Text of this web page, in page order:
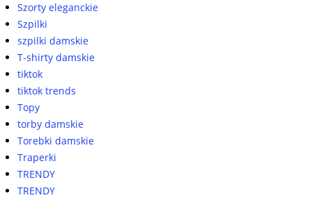
Szorty eleganckie
Szpilki
szpilki damskie
T-shirty damskie
tiktok
tiktok trends
Topy
torby damskie
Torebki damskie
Traperki
TRENDY
TRENDY